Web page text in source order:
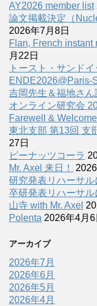
AY2026 member list
論文掲載決定（
2026年7月8日
Flan, French instant
月22日
トースト・サンドイ
ENDE2026@Paris-
吉岡先生＆福地さ
オンライン研究会
Farewell &
東北支部 第13回 支
27日
ピーナッツコーラ
Mr. Axel 来日！
研究発表リハーサル
卒研発表リハーサル
山寺 with Mr. Axel
Polenta 2026年4月6
アーカイブ
2026年7月
2026年6月
2026年5月
2026年4月